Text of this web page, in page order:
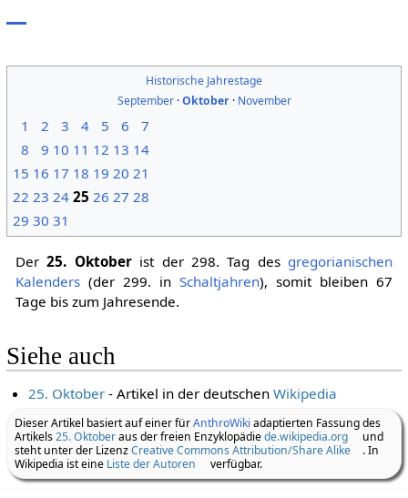
Historische Jahrestage
September·Oktober· November
1 2 3 4 5 6
7
8
9 10 11 12 13 14
15 16 17 18 19 20 21
22 23 24 25 26 27 28
29 30 31
Der25. Oktoberist der 298. Tag des gregorianischen
Kalenders(der 299. inSchaltjahren), somit bleiben 67
Tage bis zum Jahresende.
Siehe auch
25. Oktober - Artikel in der deutschenWikipedia
Dieser Artikel basiert auf einer fürAnthroWiki adaptierten Fassung des
Artikels25. Oktoberaus der freien Enzyklopädiede.wikipedia.org
und
steht unter der LizenzCreative Commons Attribution/Share Alike
. In
Wikipedia ist eine Liste der Autoren verfügbar.